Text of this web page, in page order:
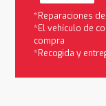
*Reparaciones
*El vehículo de
compra
*Recogida y